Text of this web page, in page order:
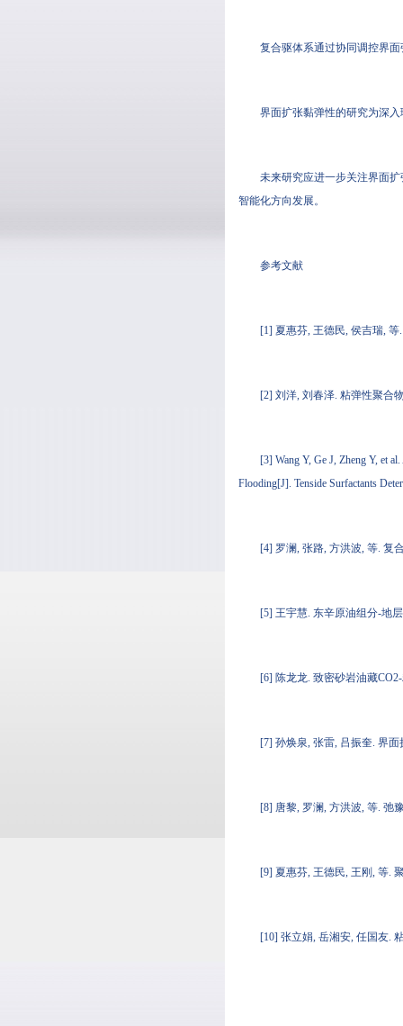
复合驱体系通过协同调控界
界面扩张黏弹性的研究为深
未来研究应进一步关注界面
智能化方向发展。
参考文献
[1] 夏惠芬, 王德民, 侯吉瑞,
[2] 刘洋, 刘春泽. 粘弹性聚合
[3] Wang Y, Ge J, Zheng Y, et
Flooding[J]. Tenside Surfactants
[4] 罗澜, 张路, 方洪波, 等. 复
[5] 王宇慧. 东辛原油组分-地
[6] 陈龙龙. 致密砂岩油藏
[7] 孙焕泉, 张雷, 吕振奎. 界面
[8] 唐黎, 罗澜, 方洪波, 等. 弛
[9] 夏惠芬, 王德民, 王刚, 等.
[10] 张立娟, 岳湘安, 任国友.